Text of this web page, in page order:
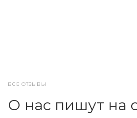
ВСЕ ОТЗЫВЫ
О нас пишут на